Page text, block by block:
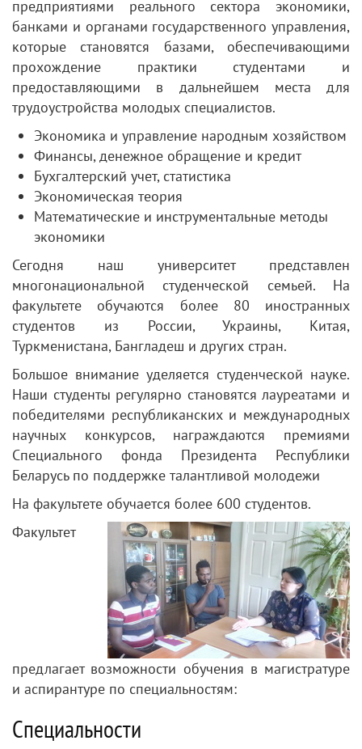
предприятиями реального сектора экономики,
банками и органами государственного управления,
которые становятся базами, обеспечивающими
прохождение практики студентами и
предоставляющими в дальнейшем места для
трудоустройства молодых специалистов.
Экономика и управление народным хозяйством
Финансы, денежное обращение и кредит
Бухгалтерский учет, статистика
Экономическая теория
Математические и инструментальные методы
экономики
Сегодня наш университет представлен
многонациональной студенческой семьей. На
факультете обучаются более 80 иностранных
студентов из России, Украины, Китая,
Туркменистана, Бангладеш и других стран.
Большое внимание уделяется студенческой науке.
Наши студенты регулярно становятся лауреатами и
победителями республиканских и международных
научных конкурсов, награждаются премиями
Специального фонда Президента Республики
Беларусь по поддержке талантливой молодежи
На факультете обучается более 600 студентов.
Факультет
предлагает возможности обучения в магистратуре
и аспирантуре по специальностям:
Специальности